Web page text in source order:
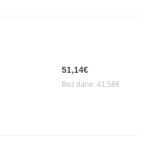
51,14€
Bez dane: 41,58€